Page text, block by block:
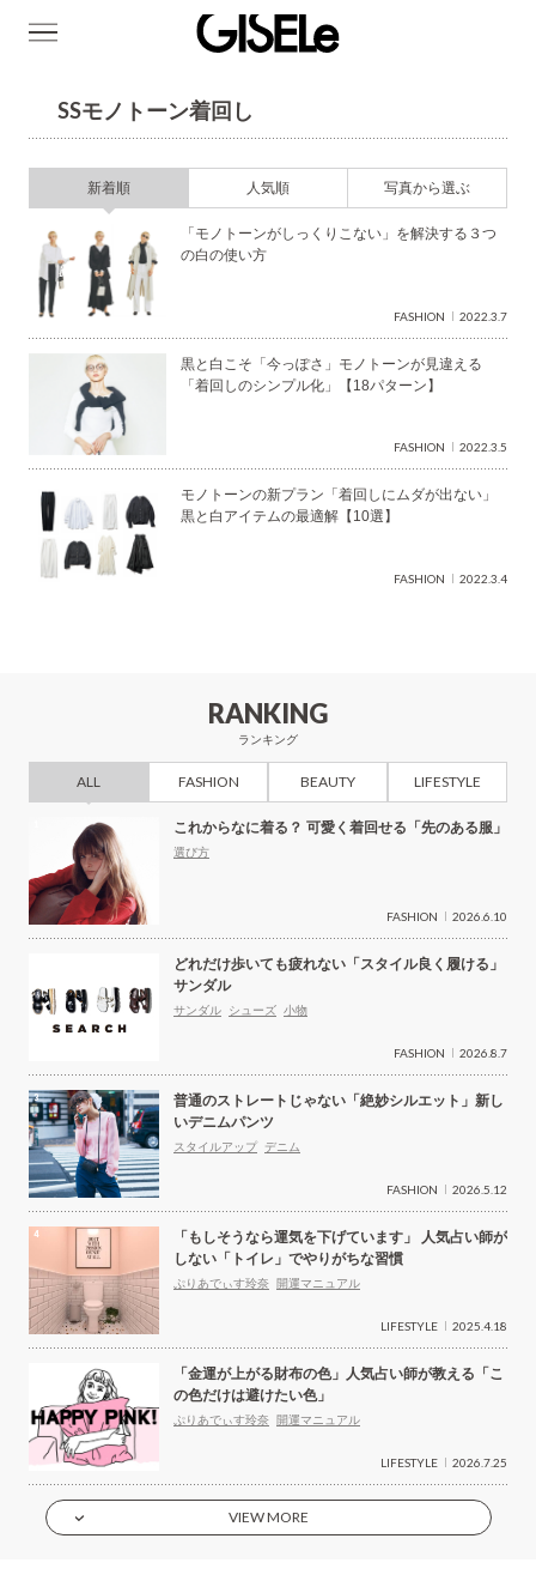
ル)
SSモノトーン着回し
新着順 人気順 写真から選ぶ
「モノトーンがしっくりこない」を解決する３つ
の白の使い方
FASHION 2022.3.7
黒と白こそ「今っぽさ」モノトーンが見違える
「着回しのシンプル化」【18パターン】
FASHION 2022.3.5
モノトーンの新プラン「着回しにムダが出ない」
黒と白アイテムの最適解【10選】
FASHION 2022.3.4
RANKING
ランキング
ALL FASHION BEAUTY LIFESTYLE
これからなに着る？ 可愛く着回せる「先のある服」
選び方
FASHION 2026.6.10
どれだけ歩いても疲れない「スタイル良く履ける」
サンダル
サンダル シューズ 小物
FASHION 2026.8.7
普通のストレートじゃない「絶妙シルエット」新し
いデニムパンツ
スタイルアップ デニム
FASHION 2026.5.12
「もしそうなら運気を下げています」 人気占い師が
しない「トイレ」でやりがちな習慣
ぷりあでぃす玲奈 開運マニュアル
LIFESTYLE 2025.4.18
「金運が上がる財布の色」人気占い師が教える「こ
の色だけは避けたい色」
ぷりあでぃす玲奈 開運マニュアル
LIFESTYLE 2026.7.25
VIEW MORE